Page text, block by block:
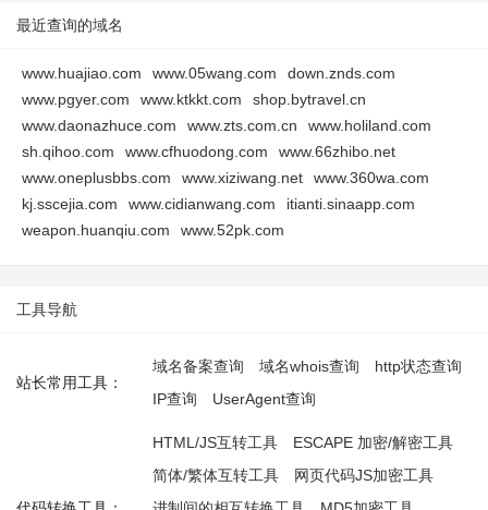
最近查询的域名
www.huajiao.com www.05wang.com
down.znds.com
www.pgyer.com
www.ktkkt.com
shop.bytravel.cn
www.daonazhuce.com
www.zts.com.cn
www.holiland.com
sh.qihoo.com
www.cfhuodong.com
www.66zhibo.net
www.oneplusbbs.com
www.xiziwang.net
www.360wa.com
kj.sscejia.com
www.cidianwang.com
itianti.sinaapp.com
weapon.huanqiu.com
www.52pk.com
工具导航
站长常用工具：
域名备案查询 域名whois查询
http状态查询
IP查询
UserAgent查询
HTML/JS互转工具
ESCAPE 加密/解密工具
简体/繁体互转工具
网页代码JS加密工具